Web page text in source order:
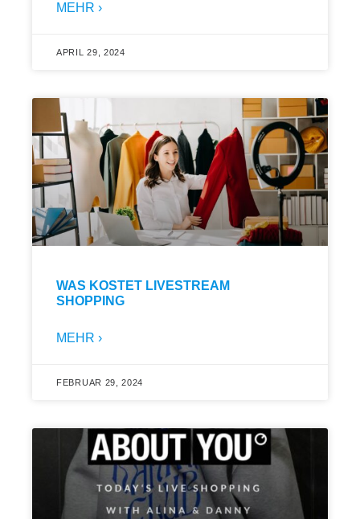
MEHR ›
APRIL 29, 2024
WAS KOSTET LIVESTREAM
SHOPPING
MEHR ›
FEBRUAR 29, 2024